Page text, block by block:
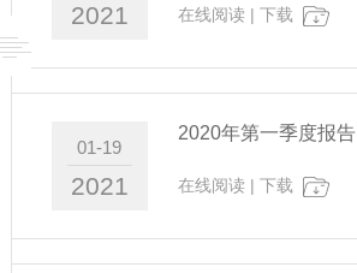
2021 在线阅读 | 下载
01-19
2021
2020年第一季度报告
在线阅读 | 下载